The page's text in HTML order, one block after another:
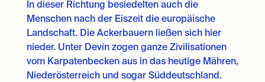
In dieser Richtung besiedelten auch die
Menschen nach der Eiszeit die europäische
Landschaft. Die Ackerbauern ließen sich hier
nieder. Unter Devín zogen ganze Zivilisationen
vom Karpatenbecken aus in das heutige Mähren,
Niederösterreich und sogar Süddeutschland.